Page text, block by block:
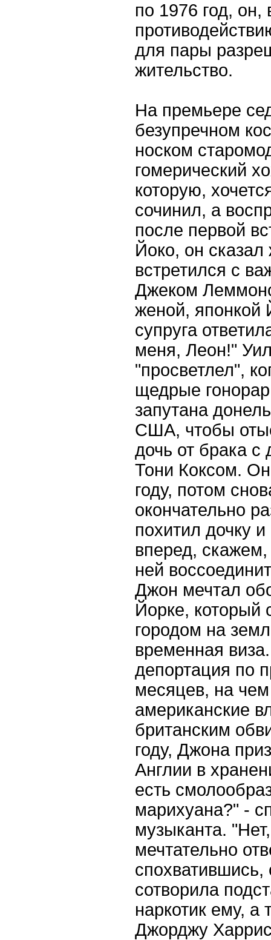
по 1976 год,
для пары
жительство.
На премьере
безупречном
носком
гомерический
которую,
сочинил, а
после первой
Йоко, он
встретился с
Джеком
женой, японкой
супруга
меня, Леон!"
"просветлел",
щедрые
запутана
США, чтобы
дочь от брака
Тони Коксом.
году, потом
окончательно
похитил дочку
вперед,
ней
Джон мечтал
Йорке, который
городом на
временная
депортация по
месяцев, на
американские
британским
году, Джона
Англии в
есть
марихуана?" -
музыканта.
мечтательно
спохватившись,
сотворила
наркотик ему, а
Джорджу